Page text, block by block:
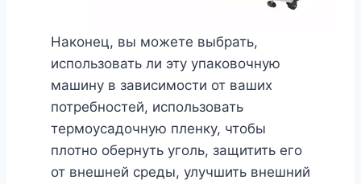
Наконец, вы можете выбрать,
использовать ли эту упаковочную
машину в зависимости от ваших
потребностей, использовать
термоусадочную пленку, чтобы
плотно обернуть уголь, защитить его
от внешней среды, улучшить внешний